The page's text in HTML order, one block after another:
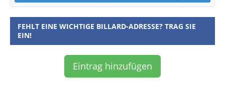
FEHLT EINE WICHTIGE BILLARD-ADRESSE? TRAG SIE
EIN!
Eintrag hinzufügen